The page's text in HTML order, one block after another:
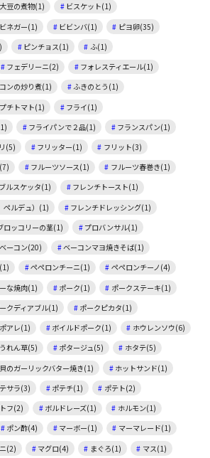
豆の煮物(1)
ビスケット(1)
ビネガー(1) ビビンバ(1)
ピヨ卵(35)
ピンチョス(1)
ふ(1)
フェデリーニ(2)
フォレスティエール(1)
ンの炒り煮(1)
ふきのとう(1)
プチトマト(1)
フライ(1)
フライパンで２品(1)
フランスパン(1)
(5) フリッター(1)
フリット(3)
フルーツソース(1)
フルーツ春巻き(1)
ブルスケッタ(1)
フレンチトースト(1)
ルデュ）(1)
フレンチドレッシング(1)
ロッコリーの茎(1)
プロバンサル(1)
ベーコン(20)
ベーコンマヨ焼きそば(1)
ペペロンチーニ(1)
ペペロンチーノ(4)
な焼肉(1) ポーク(1)
ポークステーキ(1)
クディアブル(1)
ポークピカタ(1)
ポアレ(1) ボイルドポーク(1)
ホウレンソウ(6)
れん草(5) ポタージュ(5)
ホタテ(5)
のガーリックバター焼き(1)
ホットサンド(1)
サラ(3) ポテチ(1)
ポテト(2)
フ(2) ボルドレーズ(1)
ホルモン(1)
ポン酢(4) マーボー(1)
マーマレード(1)
(2) マグロ(4) まぐろ(1)
マス(1)